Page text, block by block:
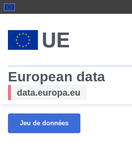
European data
data.europa.eu
Jeu de données